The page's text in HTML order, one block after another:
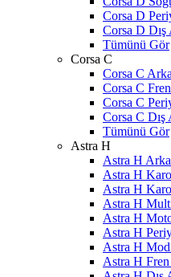
Corsa D
Corsa D Dış
Tümünü Gör
Corsa C
Corsa C
Corsa C
Corsa C
Corsa C Dış
Tümünü Gör
Astra H
Astra H
Astra H
Astra H
Astra H
Astra H
Astra H
Astra H
Astra H